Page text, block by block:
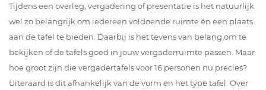
Tijdens een overleg, vergadering of presentatie is het natuurlijk
wel zo belangrijk om iedereen voldoende ruimte én een plaats
aan de tafel te bieden. Daarbij is het tevens van belang om te
bekijken of de tafels goed in jouw vergaderruimte passen. Maar
hoe groot zijn die vergadertafels voor 16 personen nu precies?
Uiteraard is dit afhankelijk van de vorm en het type tafel. Over